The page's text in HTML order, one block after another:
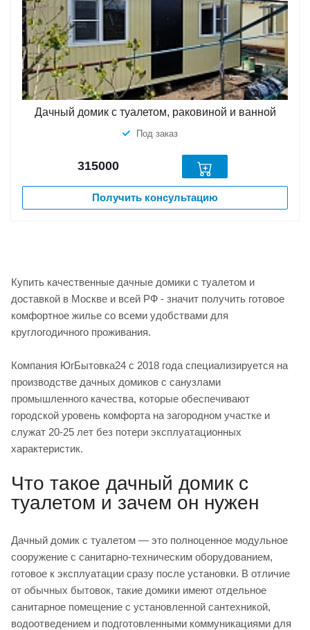
Дачный домик с туалетом, раковиной и ванной
Под заказ
315000
Получить консультацию
Купить качественные дачные домики с туалетом и
доставкой в Москве и всей РФ - значит получить готовое
комфортное жилье со всеми удобствами для
круглогодичного проживания.
Компания ЮгБытовка24 с 2018 года специализируется на
производстве дачных домиков с санузлами
промышленного качества, которые обеспечивают
городской уровень комфорта на загородном участке и
служат 20-25 лет без потери эксплуатационных
характеристик.
Что такое дачный домик с
туалетом и зачем он нужен
Дачный домик с туалетом — это полноценное модульное
сооружение с санитарно-техническим оборудованием,
готовое к эксплуатации сразу после установки. В отличие
от обычных бытовок, такие домики имеют отдельное
санитарное помещение с установленной сантехникой,
водоотведением и подготовленными коммуникациями для